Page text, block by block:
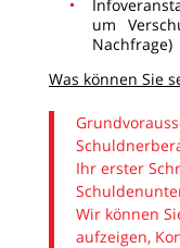
um
Nachfrage)
Was können Sie
Ihr erster
Wir können
aufzeigen,